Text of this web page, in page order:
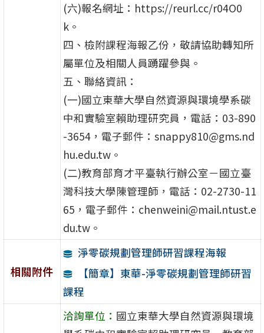
(六)報名網址：https://reurl.cc/r04O0
k。
四、檢附課程海報乙份，敬請協助轉知所
屬單位及相關人員踴躍參與。
五、聯絡資訊：
(一)國立東華大學自然資源與環境學系碳
中和實驗室賴助理研究員，電話：03-890
-3654，電子郵件：snappy810@gms.nd
hu.edu.tw。
(二)教育部育才平臺執行辦公室－國立臺
灣科技大學陳管理師，電話：02-2730-11
65，電子郵件：chenweini@mail.ntust.e
du.tw。
相關附件
淨零碳規劃管理師研習課程海報
【簡章】東華-淨零碳規劃管理師研習
課程
洽詢單位： 國立東華大學自然資源與環境